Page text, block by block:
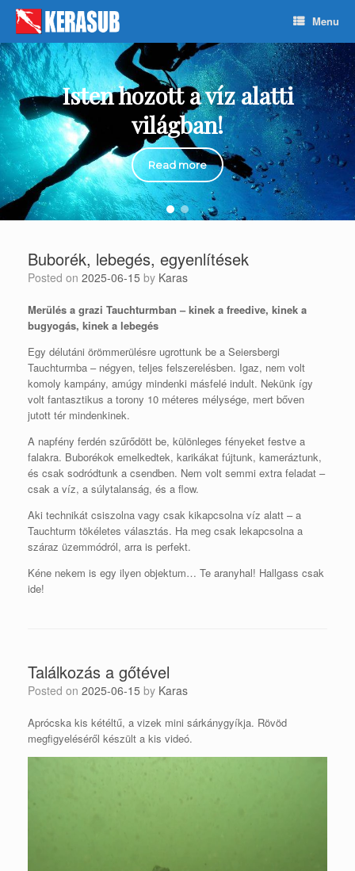
Skip
content
Menu
Isten hozott a víz alatti
világban!
Read more
Buborék, lebegés, egyenlítések
Posted on 2025-06-15 by Karas
Merülés a grazi Tauchturmban – kinek a freedive, kinek a
bugyogás, kinek a lebegés
Egy délutáni örömmerülésre ugrottunk be a Seiersbergi
Tauchturmba – négyen, teljes felszerelésben. Igaz, nem volt
komoly kampány, amúgy mindenki másfelé indult. Nekünk így
volt fantasztikus a torony 10 méteres mélysége, mert bőven
jutott tér mindenkinek.
A napfény ferdén szűrődött be, különleges fényeket festve a
falakra. Buborékok emelkedtek, karikákat fújtunk, kameráztunk,
és csak sodródtunk a csendben. Nem volt semmi extra feladat –
csak a víz, a súlytalanság, és a flow.
Aki technikát csiszolna vagy csak kikapcsolna víz alatt – a
Tauchturm tökéletes választás. Ha meg csak lekapcsolna a
száraz üzemmódról, arra is perfekt.
Kéne nekem is egy ilyen objektum… Te aranyhal! Hallgass csak
ide!
Találkozás a gőtével
Posted on 2025-06-15 by Karas
Aprócska kis kétéltű, a vizek mini sárkánygyíkja. Rövöd
megfigyeléséről készült a kis videó.